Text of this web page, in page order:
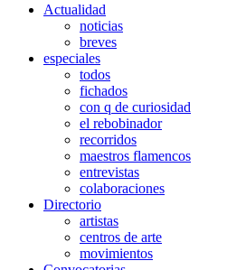
Actualidad
noticias
breves
especiales
todos
fichados
con q de curiosidad
el rebobinador
recorridos
maestros flamencos
entrevistas
colaboraciones
Directorio
artistas
centros de arte
movimientos